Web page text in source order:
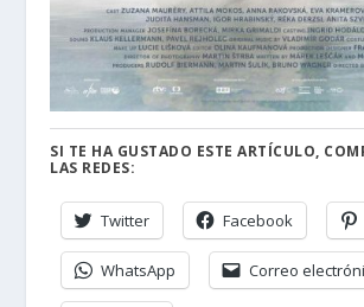
SI TE HA GUSTADO ESTE ARTÍCULO,
LAS REDES:
Twitter Facebook
WhatsApp Correo